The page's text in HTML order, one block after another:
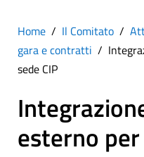
Home Il Comitato
gara e contratti
sede CIP
esterno per